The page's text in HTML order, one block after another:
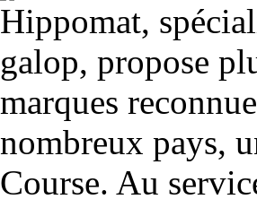
Hippomat,
galop, propose
marques
nombreux pays,
Course. Au